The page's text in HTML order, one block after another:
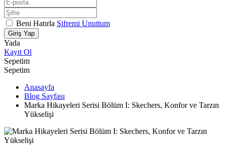
Beni Hatırla Şifremi Unuttum
Giriş Yap
Yada
Kayıt Ol
Sepetim
Sepetim
Anasayfa
Blog Sayfası
Marka Hikayeleri Serisi Bölüm I: Skechers, Konfor ve Tarzın
Yükselişi